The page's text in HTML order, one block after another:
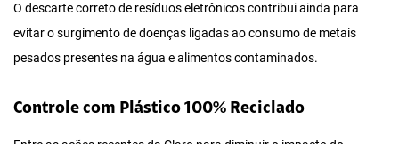
O descarte correto de resíduos eletrônicos contribui ainda para
evitar o surgimento de doenças ligadas ao consumo de metais
pesados presentes na água e alimentos contaminados.
Controle com Plástico 100% Reciclado